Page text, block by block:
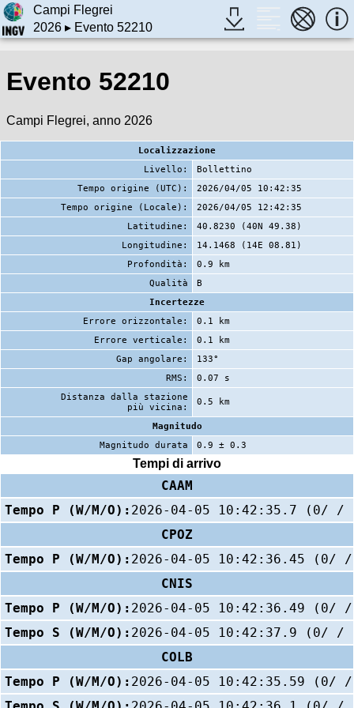
Campi Flegrei
2026▸ Evento 52210
Evento 52210
Campi Flegrei, anno 2026
Localizzazione
Livello:
Bollettino
Tempo origine (UTC):
2026/04/05 10:42:35
Tempo origine (Locale):
2026/04/05 12:42:35
Latitudine:
40.8230 (40N 49.38)
Longitudine:
14.1468 (14E 08.81)
Profondità:
0.9 km
Qualità
B
Incertezze
Errore orizzontale:
0.1 km
Errore verticale:
0.1 km
Gap angolare:
133°
RMS:
0.07 s
Distanza dalla stazione
più vicina:
0.5 km
Magnitudo
Magnitudo durata
0.9 ± 0.3
Tempi di arrivo
CAAM
Tempo P (W/M/O): 2026-04-05 10:42:35.7 (0/ /
CPOZ
Tempo P (W/M/O): 2026-04-05 10:42:36.45 (0/
CNIS
Tempo P (W/M/O): 2026-04-05 10:42:36.49 (0/
Tempo S (W/M/O): 2026-04-05 10:42:37.9 (0/ /
COLB
Tempo P (W/M/O): 2026-04-05 10:42:35.59 (0/